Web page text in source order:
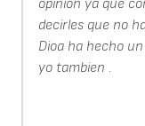
opinión ya que
decirles que no
Dioa ha hecho
yo tambien .